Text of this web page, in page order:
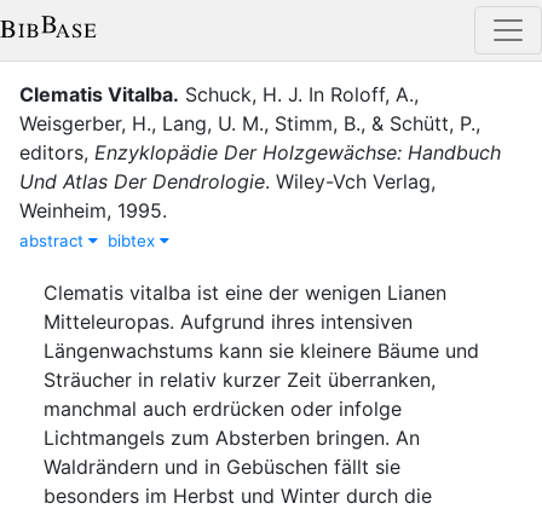
Clematis Vitalba. Schuck, H. J. In Roloff, A.,
Weisgerber, H., Lang, U. M., Stimm, B., & Schütt, P.,
editors, Enzyklopädie Der Holzgewächse: Handbuch
Und Atlas Der Dendrologie. Wiley-Vch Verlag,
Weinheim, 1995.
abstract bibtex
Clematis vitalba ist eine der wenigen Lianen
Mitteleuropas. Aufgrund ihres intensiven
Längenwachstums kann sie kleinere Bäume und
Sträucher in relativ kurzer Zeit überranken,
manchmal auch erdrücken oder infolge
Lichtmangels zum Absterben bringen. An
Waldrändern und in Gebüschen fällt sie
besonders im Herbst und Winter durch die